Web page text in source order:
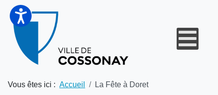
Vous êtes ici : Accueil La Fête à Doret